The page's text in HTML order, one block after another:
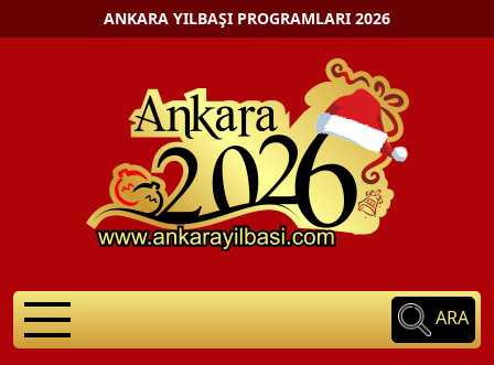
ANKARA YILBAŞI PROGRAMLARI 2026
ARA